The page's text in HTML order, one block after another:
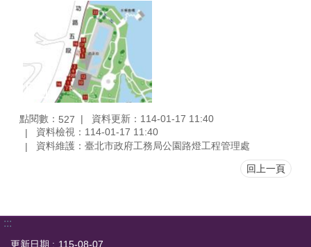
點閱數： 527
資料更新：114-01-17 11:40
資料檢視：114-01-17 11:40
資料維護：臺北市政府工務局公園路燈工程管理處
回上一頁
:::
更新日期 115-08-07